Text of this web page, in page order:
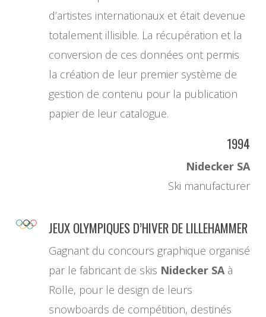
d’artistes internationaux et était devenue
totalement illisible. La récupération et la
conversion de ces données ont permis
la création de leur premier système de
gestion de contenu pour la publication
papier de leur catalogue.
1994
Nidecker SA
Ski manufacturer
JEUX OLYMPIQUES D’HIVER DE LILLEHAMMER
Gagnant du concours graphique organisé
par le fabricant de skis Nidecker SAà
Rolle, pour le design de leurs
snowboards de compétition, destinés